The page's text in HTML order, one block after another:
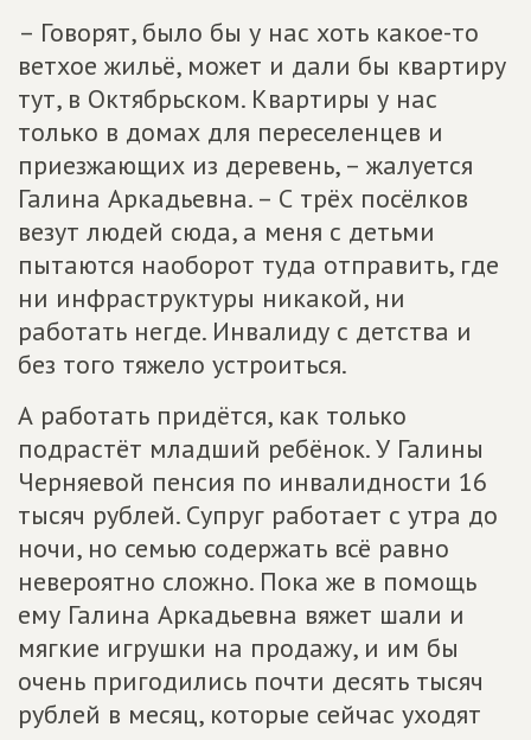
– Говорят, было бы у нас хоть какое-то
ветхое жильё, может и дали бы квартиру
тут, в Октябрьском. Квартиры у нас
только в домах для переселенцев и
приезжающих из деревень, – жалуется
Галина Аркадьевна. – С трёх посёлков
везут людей сюда, а меня с детьми
пытаются наоборот туда отправить, где
ни инфраструктуры никакой, ни
работать негде. Инвалиду с детства и
без того тяжело устроиться.
А работать придётся, как только
подрастёт младший ребёнок. У Галины
Черняевой пенсия по инвалидности 16
тысяч рублей. Супруг работает с утра до
ночи, но семью содержать всё равно
невероятно сложно. Пока же в помощь
ему Галина Аркадьевна вяжет шали и
мягкие игрушки на продажу, и им бы
очень пригодились почти десять тысяч
рублей в месяц, которые сейчас уходят